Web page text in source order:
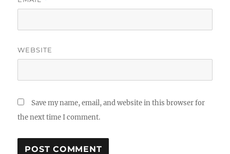
WEBSITE
Save my name, email, and website in this browser for
the next time I comment.